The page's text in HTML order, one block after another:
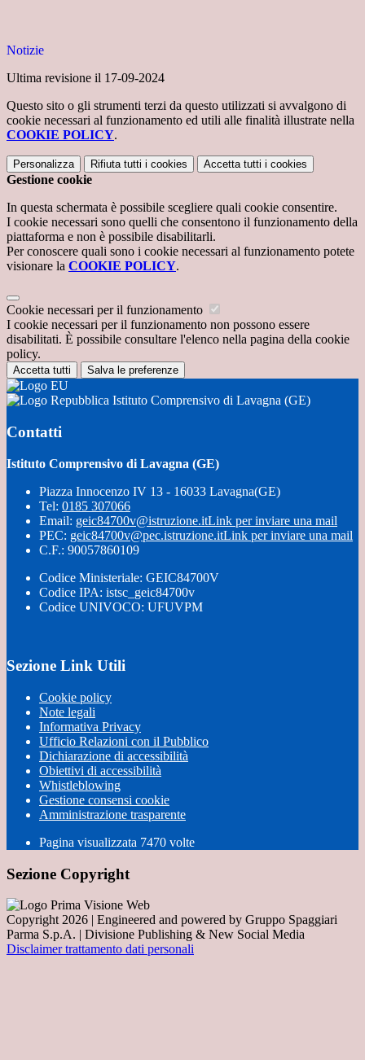
Notizie
Ultima revisione il 17-09-2024
Questo sito o gli strumenti terzi da questo utilizzati si avvalgono di
cookie necessari al funzionamento ed utili alle finalità illustrate nella
COOKIE POLICY.
Personalizza Rifiuta tutti i cookies Accetta tutti i cookies
Gestione cookie
In questa schermata è possibile scegliere quali cookie consentire.
I cookie necessari sono quelli che consentono il funzionamento della
piattaforma e non è possibile disabilitarli.
Per conoscere quali sono i cookie necessari al funzionamento potete
visionare la COOKIE POLICY.
Cookie necessari per il funzionamento
I cookie necessari per il funzionamento non possono essere
disabilitati. È possibile consultare l'elenco nella pagina della cookie
policy.
Accetta tutti Salva le preferenze
Istituto Comprensivo di Lavagna (GE)
Contatti
Istituto Comprensivo di Lavagna (GE)
Piazza Innocenzo IV 13 - 16033 Lavagna(GE)
Tel: 0185 307066
Email: geic84700v@istruzione.itLink per inviare una mail
PEC: geic84700v@pec.istruzione.itLink per inviare una mail
C.F.: 90057860109
Codice Ministeriale: GEIC84700V
Codice IPA: istsc_geic84700v
Codice UNIVOCO: UFUVPM
Sezione Link Utili
Cookie policy
Note legali
Informativa Privacy
Ufficio Relazioni con il Pubblico
Dichiarazione di accessibilità
Obiettivi di accessibilità
Whistleblowing
Gestione consensi cookie
Amministrazione trasparente
Pagina visualizzata 7470 volte
Sezione Copyright
Copyright 2026 | Engineered and powered by Gruppo Spaggiari
Parma S.p.A. | Divisione Publishing & New Social Media
Disclaimer trattamento dati personali